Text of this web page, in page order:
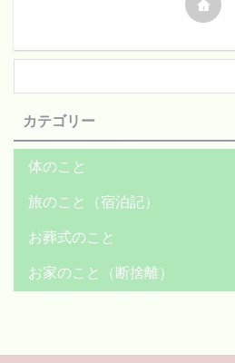
カテゴリー
体のこと
旅のこと（宿泊記）
お葬式のこと
お家のこと（断捨離）